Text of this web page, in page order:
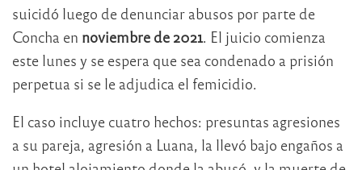
suicidó luego de denunciar abusos por parte de
Concha en noviembre de 2021. El juicio comienza
este lunes y se espera que sea condenado a prisión
perpetua si se le adjudica el femicidio.
El caso incluye cuatro hechos: presuntas agresiones
a su pareja, agresión a Luana, la llevó bajo engaños a